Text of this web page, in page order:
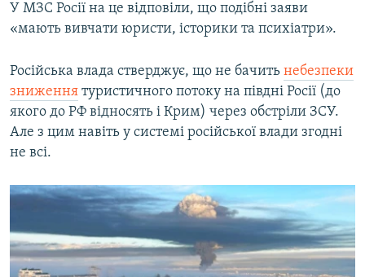
У МЗС Росії на це відповіли, що подібні заяви
«мають вивчати юристи, історики та психіатри».
Російська влада стверджує, що не бачить небезпеки
зниження туристичного потоку на півдні Росії (до
якого до РФ відносять і Крим) через обстріли ЗСУ.
Але з цим навіть у системі російської влади згодні
не всі.